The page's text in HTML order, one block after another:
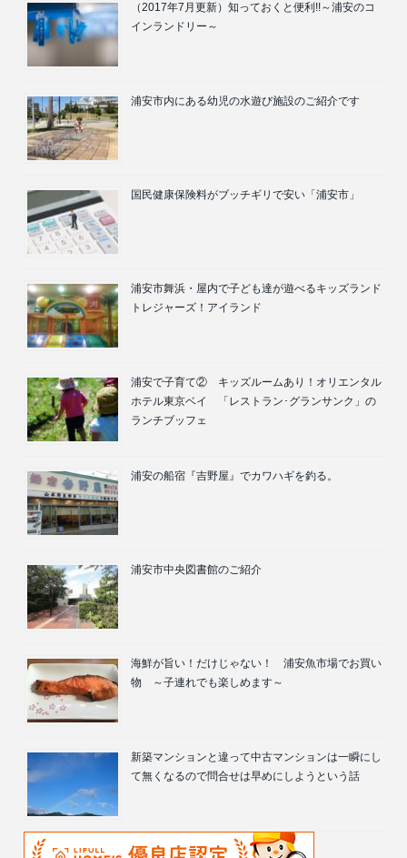
（2017年7月更新）知っておくと便利!!～浦安のコ
インランドリー～
浦安市内にある幼児の水遊び施設のご紹介です
国民健康保険料がブッチギリで安い「浦安市」
浦安市舞浜・屋内で子ども達が遊べるキッズランド
トレジャーズ！アイランド
浦安で子育て② キッズルームあり！オリエンタル
ホテル東京ベイ 「レストラン･グランサンク」の
ランチブッフェ
浦安の船宿『吉野屋』でカワハギを釣る。
浦安市中央図書館のご紹介
海鮮が旨い！だけじゃない！ 浦安魚市場でお買い
物 ～子連れでも楽しめます～
新築マンションと違って中古マンションは一瞬にし
て無くなるので問合せは早めにしようという話